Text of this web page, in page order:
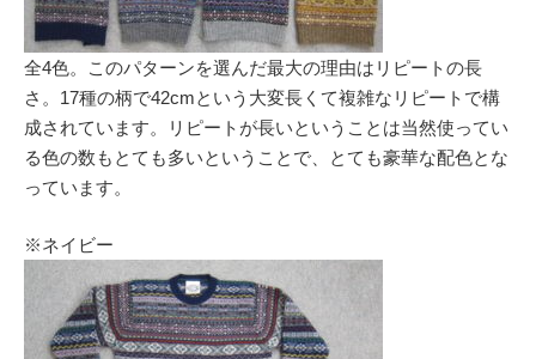
全4色。このパターンを選んだ最大の理由はリピートの長
さ。17種の柄で42cmという大変長くて複雑なリピートで構
成されています。リピートが長いということは当然使ってい
る色の数もとても多いということで、とても豪華な配色とな
っています。
※ネイビー